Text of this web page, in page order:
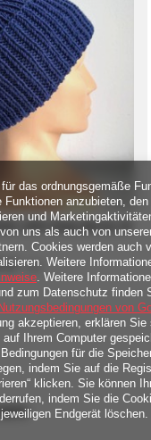
100% Baby Merino 30
zł / szt.
das ordnungsgemäße
anzubieten, den
und
uns als auch von
Cookies werden auch
Weitere
. Weitere
zum Datenschutz finden
von
akzeptieren, erklären
Ihrem Computer
für die
indem Sie auf die
klicken. Sie können
indem Sie die
Endgerät löschen.